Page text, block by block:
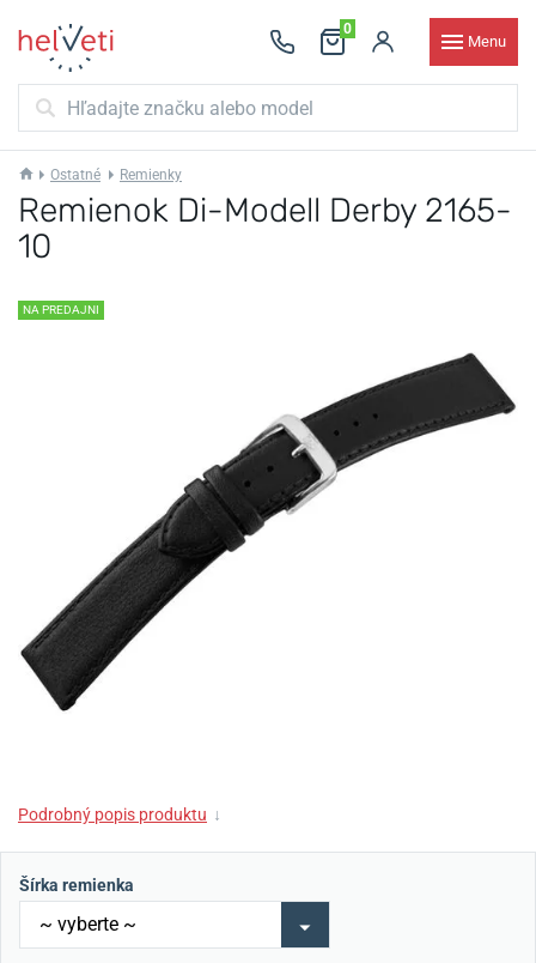
0
Menu
Ostatné Remienky
Remienok Di-Modell Derby 2165-
10
NA PREDAJNI
Podrobný popis produktu ↓
Šírka remienka